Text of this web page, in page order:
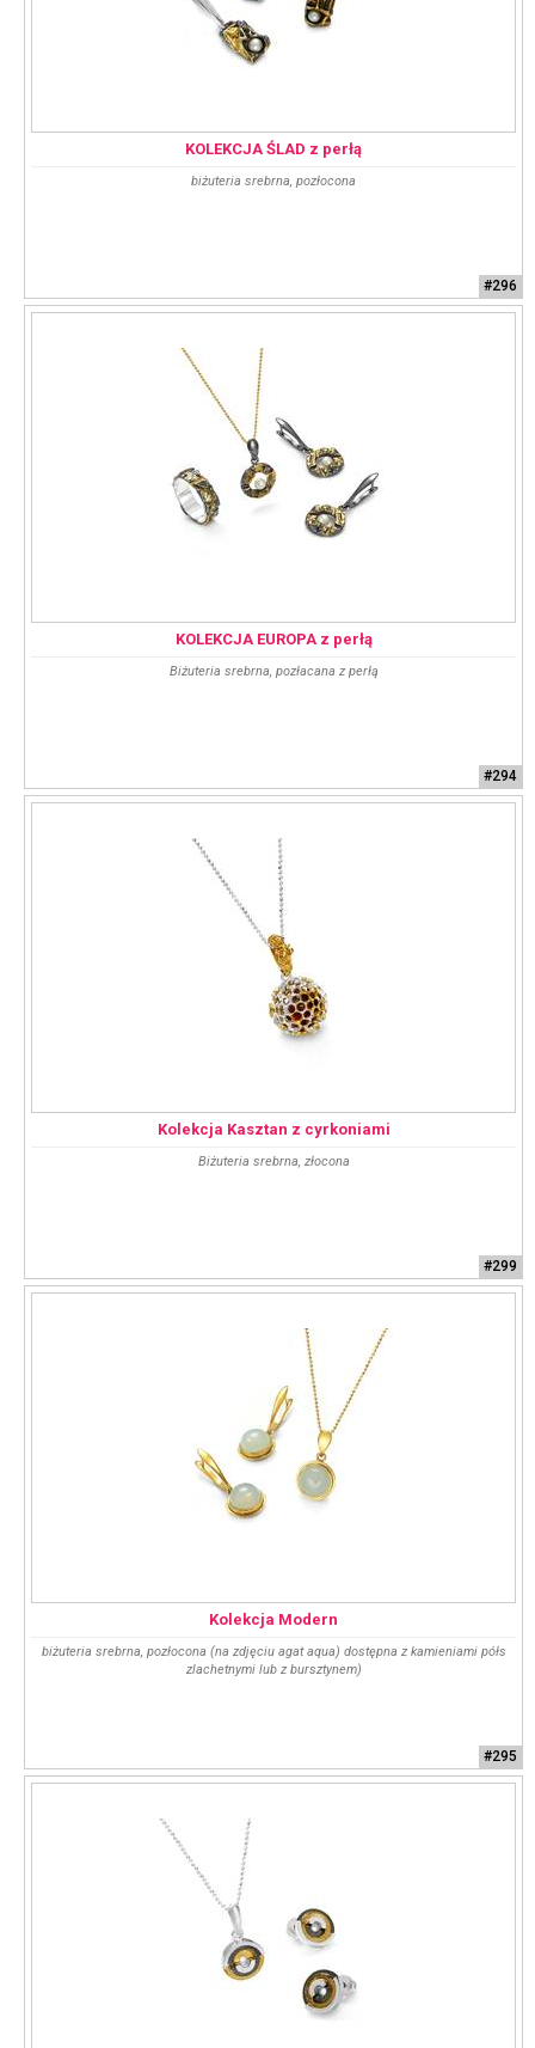
KOLEKCJA ŚLAD z perłą
biżuteria srebrna, pozłocona
#296
KOLEKCJA EUROPA z perłą
Biżuteria srebrna, pozłacana z perłą
#294
Kolekcja Kasztan z cyrkoniami
Biżuteria srebrna, złocona
#299
Kolekcja Modern
biżuteria srebrna, pozłocona (na zdjęciu agat aqua) dostępna z kamieniami półs
zlachetnymi lub z bursztynem)
#295